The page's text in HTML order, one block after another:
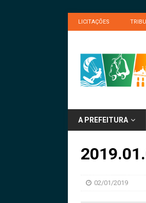
LICITAÇÕES
A PREFEITURA
02/01/2019